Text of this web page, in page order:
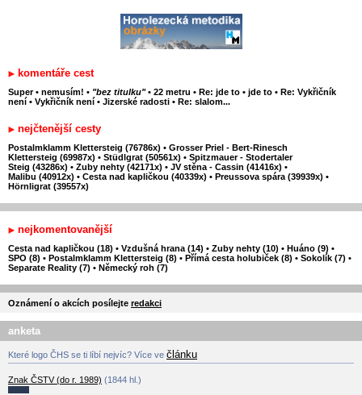
komentáře cest
Super • nemusím! • "bez titulku" • 22 metru • Re: jde to • jde to • Re: Vykřičník
není • Vykřičník není • Jizerské radosti • Re: slalom...
nejčtenější cesty
Postalmklamm Klettersteig (76786x) • Grosser Priel - Bert-Rinesch
Klettersteig (69987x) • Stüdlgrat (50561x) • Spitzmauer - Stodertaler
Steig (43286x) • Zuby nehty (42171x) • JV stěna - Cassin (41416x) •
Malibu (40912x) • Cesta nad kapličkou (40339x) • Preussova spára (39939x) •
Hörnligrat (39557x)
nejkomentovanější
Cesta nad kapličkou (18) • Vzdušná hrana (14) • Zuby nehty (10) • Huáno (9) •
SPO (8) • Postalmklamm Klettersteig (8) • Přímá cesta holubiček (8) • Sokolík (7) •
Separate Reality (7) • Německý roh (7)
Oznámení o akcích posílejte redakci
anketa
Které logo ČHS se ti líbí nejvíc? Více ve článku
Znak ČSTV (do r. 1989) (1844 hl.)